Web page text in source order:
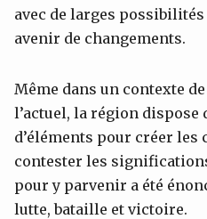
avec de larges
avenir de changements.
Même dans un contexte
l’actuel, la région dispose
d’éléments pour créer
contester les
pour y parvenir a été
lutte, bataille et victoire.